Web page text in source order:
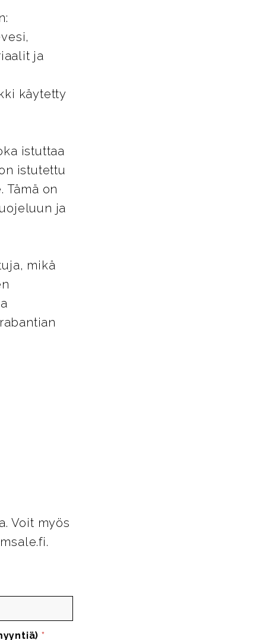
ja
käytetty
istuttaa
istutettu
Tämä on
ja
mikä
Voit myös
*